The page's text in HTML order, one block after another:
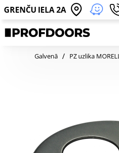
GRENČU IELA 2A
GalvenāhomePZ uzlika